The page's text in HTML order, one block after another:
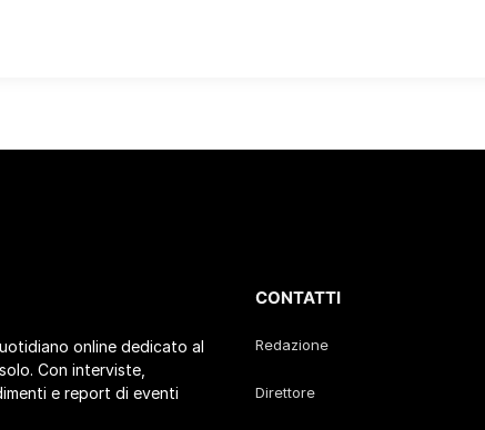
online dedicato al
Con interviste,
e report di eventi
CONTATTI
Redazione
Direttore